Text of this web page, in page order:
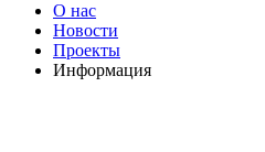
О нас
Новости
Проекты
Информация